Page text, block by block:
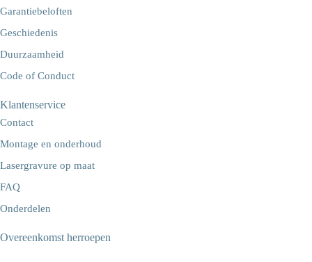
Garantiebeloften
Geschiedenis
Duurzaamheid
Code of Conduct
Klantenservice
Contact
Montage en onderhoud
Lasergravure op maat
FAQ
Onderdelen
Overeenkomst herroepen